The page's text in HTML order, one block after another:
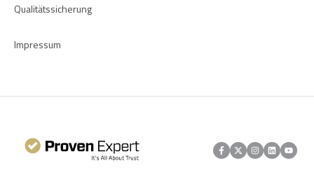
Qualitätssicherung
Impressum